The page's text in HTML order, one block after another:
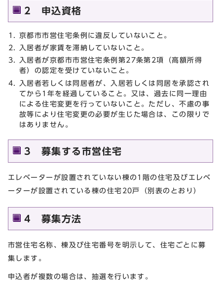
2 申込資格
京都市市営住宅条例に違反していないこと。
入居者が家賃を滞納していないこと。
入居者が京都市市営住宅条例第27条第2項（高額所得
者）の認定を受けていないこと。
入居者若しくは同居者が、入居若しくは同居を承認され
てから1年を経過していること。又は、過去に同一理由
による住宅変更を行っていないこと。ただし、不慮の事
故等により住宅変更の必要が生じた場合は、この限りで
はありません。
3 募集する市営住宅
エレベーターが設置されていない棟の1階の住宅及びエレベ
ーターが設置されている棟の住宅20戸（別表のとおり）
4 募集方法
市営住宅名称、棟及び住宅番号を明示して、住宅ごとに募
集します。
申込者が複数の場合は、抽選を行います。